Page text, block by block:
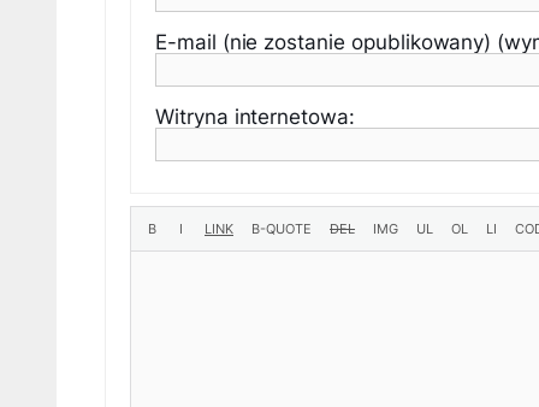
E-mail (nie zostanie opublikowany)
Witryna internetowa: